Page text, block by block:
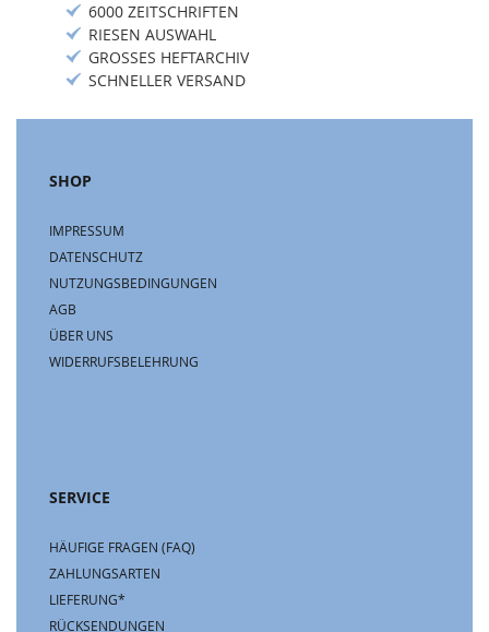
6000 ZEITSCHRIFTEN
RIESEN AUSWAHL
GROSSES HEFTARCHIV
SCHNELLER VERSAND
SHOP
IMPRESSUM
DATENSCHUTZ
NUTZUNGSBEDINGUNGEN
AGB
ÜBER UNS
WIDERRUFSBELEHRUNG
SERVICE
HÄUFIGE FRAGEN (FAQ)
ZAHLUNGSARTEN
LIEFERUNG*
RÜCKSENDUNGEN